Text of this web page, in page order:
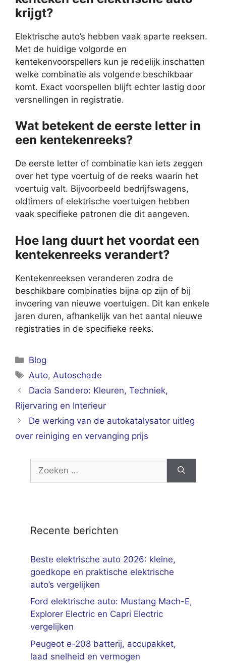
krijgt?
Elektrische auto’s hebben vaak aparte reeksen.
Met de huidige volgorde en
kentekenvoorspellers kun je redelijk inschatten
welke combinatie als volgende beschikbaar
komt. Exact voorspellen blijft echter lastig door
versnellingen in registratie.
Wat betekent de eerste letter in
een kentekenreeks?
De eerste letter of combinatie kan iets zeggen
over het type voertuig of de reeks waarin het
voertuig valt. Bijvoorbeeld bedrijfswagens,
oldtimers of elektrische voertuigen hebben
vaak specifieke patronen die dit aangeven.
Hoe lang duurt het voordat een
kentekenreeks verandert?
Kentekenreeksen veranderen zodra de
beschikbare combinaties bijna op zijn of bij
invoering van nieuwe voertuigen. Dit kan enkele
jaren duren, afhankelijk van het aantal nieuwe
registraties in de specifieke reeks.
Categorieën
Blog
Tags
Auto, Autoschade
Dacia Sandero: Kleuren, Techniek,
Rijervaring en Interieur
De werking van de autokatalysator uitleg
over reiniging en vervanging prijs
naar:
Recente berichten
Beste elektrische auto 2026: kleine,
goedkope en praktische elektrische
auto’s vergelijken
Ford elektrische auto: Mustang Mach-E,
Explorer Electric en Capri Electric
vergelijken
Peugeot e-208 batterij, accupakket,
laad snelheid en vermogen